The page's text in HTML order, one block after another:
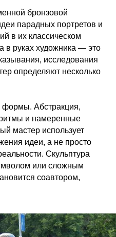
бронзовой
парадных портретов и
в их классическом
в руках художника — это
исследования
определяют несколько
формы. Абстракция,
и намеренные
мастер использует
идеи, а не просто
Скульптура
или сложным
соавтором,